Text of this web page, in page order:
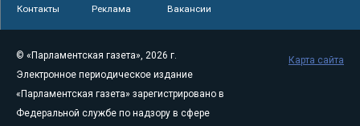
Контакты Реклама Вакансии
© «Парламентская газета», 2026 г.
Электронное периодическое издание
«Парламентская газета» зарегистрировано в
Федеральной службе по надзору в сфере
Карта сайта